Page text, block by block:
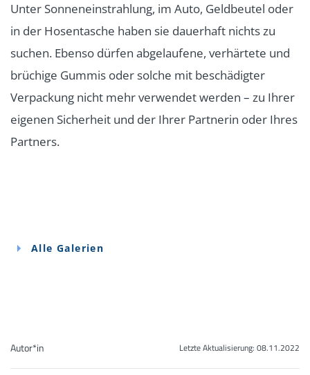
Unter Sonneneinstrahlung, im Auto, Geldbeutel oder
in der Hosentasche haben sie dauerhaft nichts zu
suchen. Ebenso dürfen abgelaufene, verhärtete und
brüchige Gummis oder solche mit beschädigter
Verpackung nicht mehr verwendet werden – zu Ihrer
eigenen Sicherheit und der Ihrer Partnerin oder Ihres
Partners.
Alle Galerien
Letzte Aktualisierung: 08.11.2022
Autor*in